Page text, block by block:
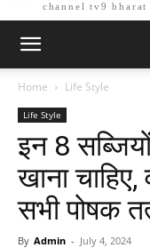
channel tv9
Home Life Style
Life Style
इन 8
खाना
सभी पोषक
By Admin - July 4, 2024